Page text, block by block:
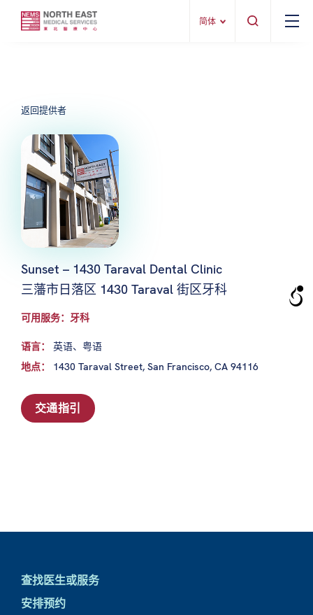
简体
返回提供者
Sunset – 1430 Taraval Dental Clinic
三藩市日落区 1430 Taraval 街区牙科
可用服务：牙科
语言： 英语、粤语
地点：
1430 Taraval Street, San Francisco, CA 94116
交通指引
查找医生或服务
安排预约